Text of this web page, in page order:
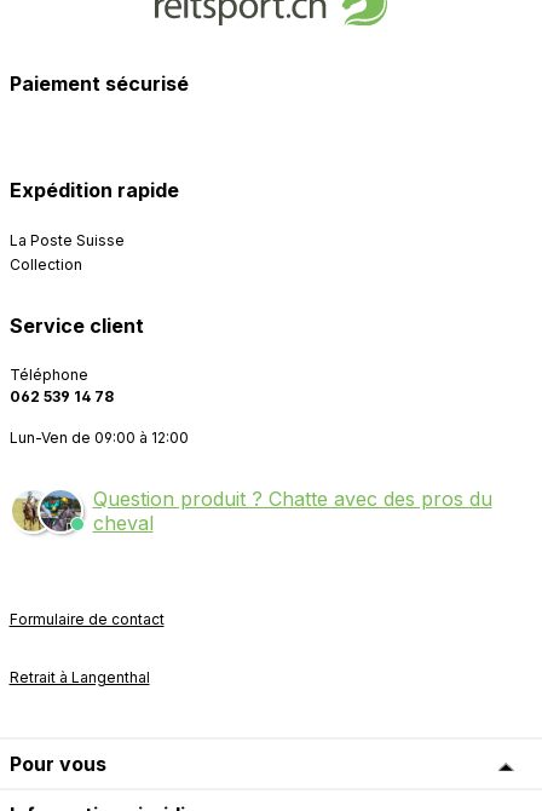
Paiement sécurisé
Expédition rapide
La Poste Suisse
Collection
Service client
Téléphone
062 539 14 78
Lun-Ven de 09:00 à 12:00
Question produit ? Chatte avec des pros du
cheval
Formulaire de contact
Retrait à Langenthal
Pour vous